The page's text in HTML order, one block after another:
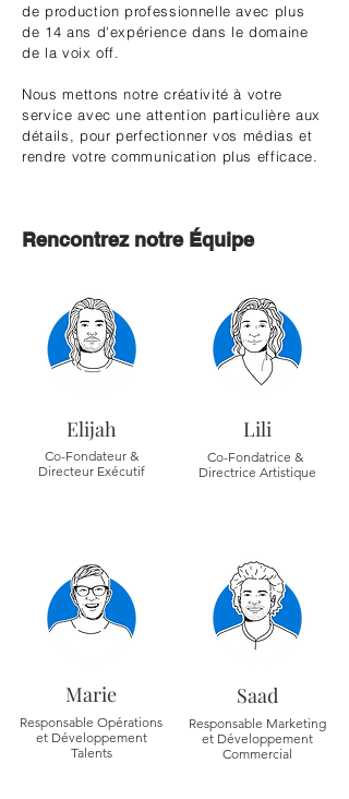
de production professionnelle avec plus
de 14 ans d'expérience dans le domaine
de la voix off.
Nous mettons notre créativité à votre
service avec une attention particulière aux
détails, pour perfectionner vos médias et
rendre votre communication plus efficace.
Rencontrez notre Équipe
Elijah
Co-Fondateur &
Directeur Exécutif
Marie
Responsable Opérations
et Développement
Talents
Lili
Co-Fondatrice &
Directrice Artistique
Saad
Responsable Marketing
et Développement
Commercial